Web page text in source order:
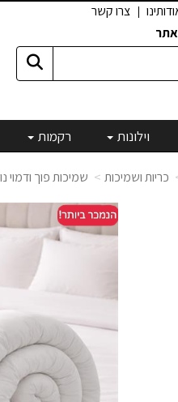
צרו קשר
וילונות רקמות
כריות ושמיכות שמיכות פוך ודמוי